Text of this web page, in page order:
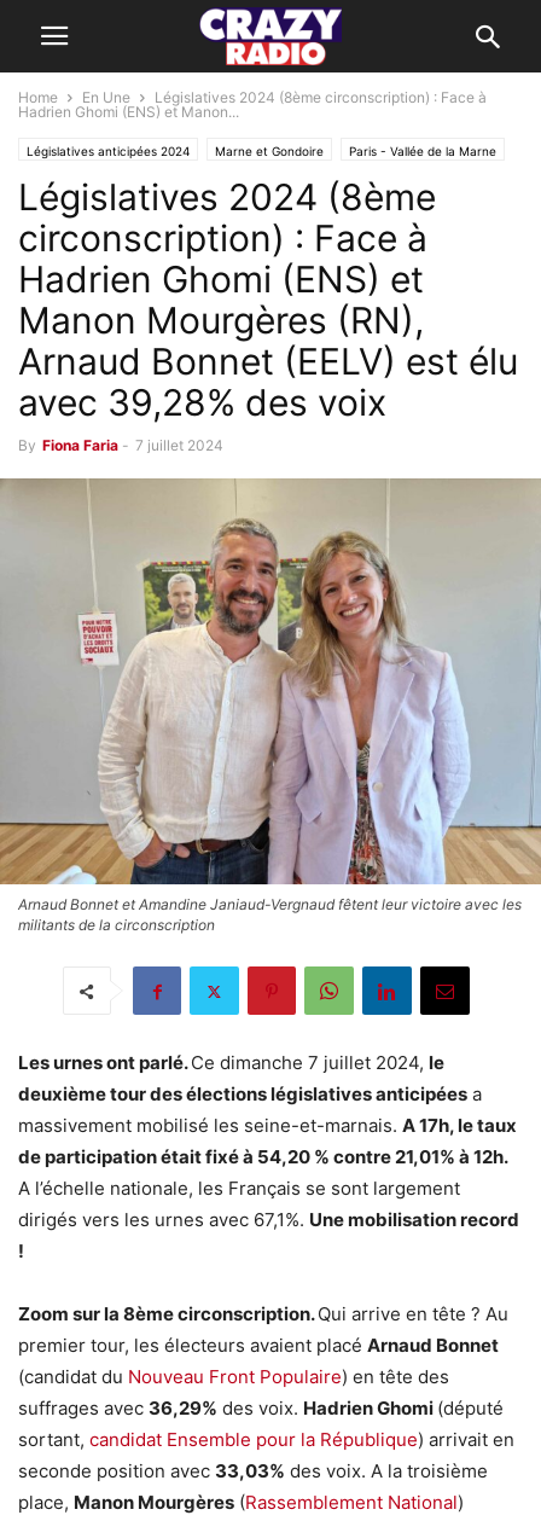
Home En Une
Législatives 2024 (8ème circonscription) : Face à
Hadrien Ghomi (ENS) et Manon...
Législatives anticipées 2024 Marne et Gondoire Paris - Vallée de la Marne
Roissy Pays de France Val d'Europe Agglomération
Législatives 2024 (8ème
circonscription) : Face à
Hadrien Ghomi (ENS) et
Manon Mourgères (RN),
Arnaud Bonnet (EELV) est élu
avec 39,28% des voix
By Fiona Faria - 7 juillet 2024
Arnaud Bonnet et Amandine Janiaud-Vergnaud fêtent leur victoire avec les
militants de la circonscription
Les urnes ont parlé.Ce dimanche 7 juillet 2024, le
deuxième tour des élections législatives anticipées a
massivement mobilisé les seine-et-marnais. A 17h, le taux
de participation était fixé à 54,20 % contre 21,01% à 12h.
A l’échelle nationale, les Français se sont largement
dirigés vers les urnes avec 67,1%. Une mobilisation record
!
Zoom sur la 8ème circonscription.Qui arrive en tête ? Au
premier tour, les électeurs avaient placé Arnaud Bonnet
(candidat du Nouveau Front Populaire) en tête des
suffrages avec 36,29% des voix. Hadrien Ghomi (député
sortant, candidat Ensemble pour la République) arrivait en
seconde position avec 33,03% des voix. A la troisième
place, Manon Mourgères (Rassemblement National)